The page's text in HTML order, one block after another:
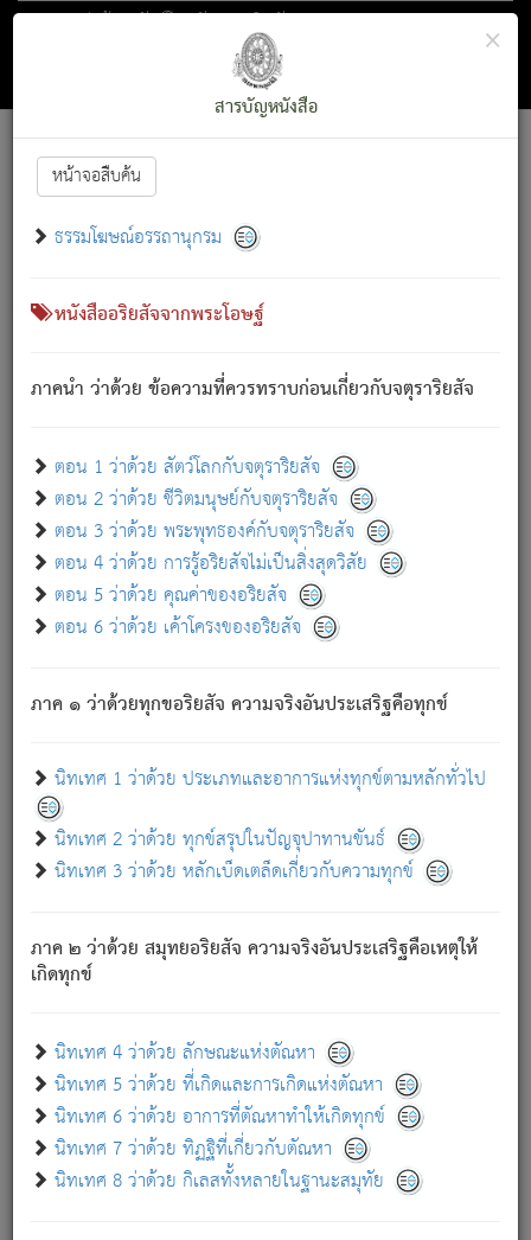
ตอน 1 ว่าด้วย สัตว์โลกกับจตุราริยสัจ
สารบัญ×
สารบัญหนังสือ
หน้าจอสืบค้น
ธรรมโฆษณ์อรรถานุกรม
หนังสืออริยสัจจากพระโอษฐ์
ภาคนำ ว่าด้วย ข้อความที่ควรทราบก่อนเกี่ยวกับจตุราริยสัจ
ตอน 1 ว่าด้วย สัตว์โลกกับจตุราริยสัจ
ตอน 2 ว่าด้วย ชีวิตมนุษย์กับจตุราริยสัจ
ตอน 3 ว่าด้วย พระพุทธองค์กับจตุราริยสัจ
ตอน 4 ว่าด้วย การรู้อริยสัจไม่เป็นสิ่งสุดวิสัย
ตอน 5 ว่าด้วย คุณค่าของอริยสัจ
ตอน 6 ว่าด้วย เค้าโครงของอริยสัจ
ภาค ๑ ว่าด้วยทุกขอริยสัจ ความจริงอันประเสริฐคือทุกข์
นิทเทศ 1 ว่าด้วย ประเภทและอาการแห่งทุกข์ตามหลักทั่วไป
นิทเทศ 2 ว่าด้วย ทุกข์สรุปในปัญจุปาทานขันธ์
นิทเทศ 3 ว่าด้วย หลักเบ็ดเตล็ดเกี่ยวกับความทุกข์
ภาค ๒ ว่าด้วย สมุทยอริยสัจ ความจริงอันประเสริฐคือเหตุให้
เกิดทุกข์
นิทเทศ 4 ว่าด้วย ลักษณะแห่งตัณหา
นิทเทศ 5 ว่าด้วย ที่เกิดและการเกิดแห่งตัณหา
นิทเทศ 6 ว่าด้วย อาการที่ตัณหาทำให้เกิดทุกข์
นิทเทศ 7 ว่าด้วย ทิฏฐิที่เกี่ยวกับตัณหา
นิทเทศ 8 ว่าด้วย กิเลสทั้งหลายในฐานะสมุทัย
Font :15 ]||
สัตว์โลกนี้ เกิดความเดือดร้อนแล้ว มีผัสสะบังหน้า
เขาสำคัญสิ่งใด โดยความเป็นประการใด แต่สิ่งนั้นย่อมเป็น
(ตามที่เป็นจริง) โดยประการอื่นจากที่เขาสำคัญนั้น
สัตว์โลกติดข้องอยู่ในภพ ถูกภพบังหน้าแล้ว มีภพโดยความ
เป็นอย่างอื่น (จากที่มันเป็นอยู่จริง) จึงได้เพลิดเพลินยิ่งนักในภพ
เขาเพลิดเพลินยิ่งนักในสิ่งใด สิ่งนั้นเป็นภัย (ที่เขาไม่รู้จัก)
เขากลัวต่อสิ่งใดสิ่งนั้นเป็นทุกข์
พรหมจรรย์นี้ อันบุคคลย่อมประพฤติ ก็เพื่อการละขาดซึ่ง
ภพ.
สมณะหรือพราหมณ์เหล่าใด กล่าวความหลุดพ้นจากภพว่า
มีได้เพราะภพ เรากล่าวว่า สมณะหรือพราหมณ์ทั้งปวงนั้น
มิใช่ผู้หลดพ้นจากภพ.
ภพ ว่ามีได้เพราะวิภพ[2]: เรากล่าวว่า สมณะหรือพราหมณ์ทั้ง
ปวงนั้น ก็ยังสลัดภพออกไปไม่ได้.
ก็ทุกข์นี้มีขึ้น เพราะอาศัยซึ่งอุปธิทั้งปวง.
เพราะความสิ้นไปแห่งอุปาทานทั้งปวง ความเกิดขึ้นแห่ง
ทุกข์จึงไม่มี.
ท่านจงดูโลกนี้เถิด (จะเห็นว่า) สัตว์ทั้งหลายอันอวิชาหนา
แน่นบังหนาแล้ว; และว่า สัตว์ผู้ยินดีในภพอันเป็นแล้วนั้น ย่อม
อันเป็นไปในที่หรือเวลาทั้งปวง[3]เพื่อความมีแห่งประโยชน์โดย
ประการทั้งปวง; ภพทั้งหลายทั้งหมดนั้น ไม่เที่ยง เป็นทุกข์ มี
ความแปรปรวนเป็นธรรมดา.
อย่างนี้อยู่; เขาย่อมละภวตัณหาได้ และไม่เพลิดเพลินวิภวตัณหา
ด้วย.
ความดับเพราะความสำรอกไม่เหลือ (แห่งภพทั้งหลาย)
เพราะความสิ้นไปแห่งตัณหาโดยประการทั้งปวง นั้นคือ
นิพพาน.
ภพใหม่ย่อมไม่มีแก่ภิกษุนั้น ผู้ดับเย็นสนิทแล้ว เพราะไม่มี